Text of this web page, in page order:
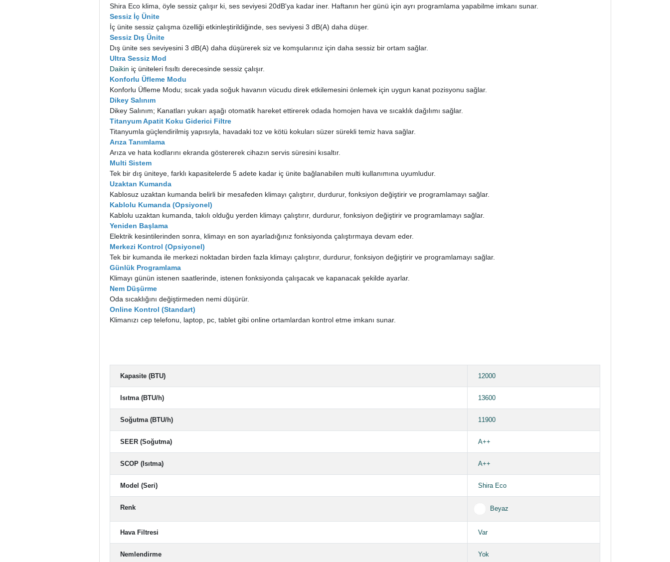
Shira Eco klima, öyle sessiz çalışır ki, ses seviyesi 20dB'ya kadar iner. Haftanın her günü için ayrı programlama yapabilme imkanı sunar.
Sessiz İç Ünite
İç ünite sessiz çalışma özelliği etkinleştirildiğinde, ses seviyesi 3 dB(A) daha düşer.
Sessiz Dış Ünite
Dış ünite ses seviyesini 3 dB(A) daha düşürerek siz ve komşularınız için daha sessiz bir ortam sağlar.
Ultra Sessiz Mod
Daikin iç üniteleri fısıltı derecesinde sessiz çalışır.
Konforlu Üfleme Modu
Konforlu Üfleme Modu; sıcak yada soğuk havanın vücudu direk etkilemesini önlemek için uygun kanat pozisyonu sağlar.
Dikey Salınım
Dikey Salınım; Kanatları yukarı aşağı otomatik hareket ettirerek odada homojen hava ve sıcaklık dağılımı sağlar.
Titanyum Apatit Koku Giderici Filtre
Titanyumla güçlendirilmiş yapısıyla, havadaki toz ve kötü kokuları süzer sürekli temiz hava sağlar.
Arıza Tanımlama
Arıza ve hata kodlarını ekranda göstererek cihazın servis süresini kısaltır.
Multi Sistem
Tek bir dış üniteye, farklı kapasitelerde 5 adete kadar iç ünite bağlanabilen multi kullanımına uyumludur.
Uzaktan Kumanda
Kablosuz uzaktan kumanda belirli bir mesafeden klimayı çalıştırır, durdurur, fonksiyon değiştirir ve programlamayı sağlar.
Kablolu Kumanda (Opsiyonel)
Kablolu uzaktan kumanda, takılı olduğu yerden klimayı çalıştırır, durdurur, fonksiyon değiştirir ve programlamayı sağlar.
Yeniden Başlama
Elektrik kesintilerinden sonra, klimayı en son ayarladığınız fonksiyonda çalıştırmaya devam eder.
Merkezi Kontrol (Opsiyonel)
Tek bir kumanda ile merkezi noktadan birden fazla klimayı çalıştırır, durdurur, fonksiyon değiştirir ve programlamayı sağlar.
Günlük Programlama
Klimayı günün istenen saatlerinde, istenen fonksiyonda çalışacak ve kapanacak şekilde ayarlar.
Nem Düşürme
Oda sıcaklığını değiştirmeden nemi düşürür.
Online Kontrol (Standart)
Klimanızı cep telefonu, laptop, pc, tablet gibi online ortamlardan kontrol etme imkanı sunar.
Kapasite (BTU) 12000
Isıtma (BTU/h) 13600
Soğutma (BTU/h) 11900
SEER (Soğutma) A++
SCOP (Isıtma) A++
Model (Seri) Shira Eco
Renk Beyaz
Hava Filtresi Var
Nemlendirme Yok